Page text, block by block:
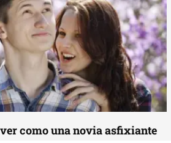
ver como una novia asfixiante